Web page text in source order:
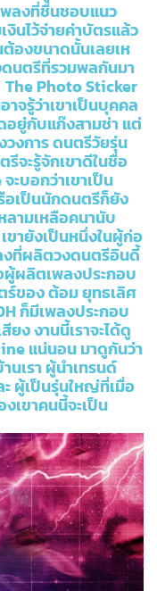
พลงที่ชื่นชอบแนว
งินไว้จ่ายค่าบัตรแล้ว
องขนาดนั้นเลยเห
ดนตรีที่รวมพลกันมา
Photo Sticker
รู้ว่าเขาเป็นบุคคล
อยู่กับแก๊งสามช่า แต่
งการ ดนตรีวัยรุ่น
จะรู้จักเขาดีในชื่อ
ะบอกว่าเขาเป็น
อเป็นนักดนตรีก็ยัง
ลามเหลือคนานับ
ขายังเป็นหนึ่งในผู้ก่อ
งที่ผลิตวงดนตรีอินดี้
ผู้ผลิตเพลงประกอบ
ร์ของ ต้อม ยุทธเลิศ
ก็มีเพลงประกอบ
ง งานนี้เราจะได้ดู
แน่นอน มาดูกันว่า
นเรา ผู้นำเทรนด์
ผู้เป็นรุ่นใหญ่ที่เมื่อ
เขาคนนี้จะเป็น